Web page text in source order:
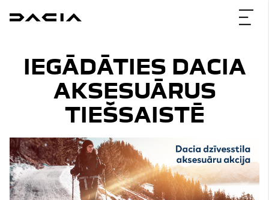
IEGĀDĀTIES DACIA
AKSESUĀRUS
TIEŠSAISTĒ